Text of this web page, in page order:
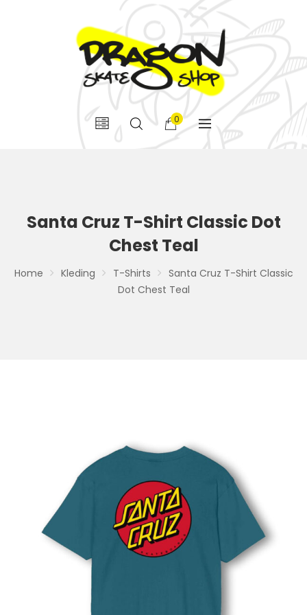
0
Santa Cruz T-Shirt Classic Dot
Chest Teal
Home Kleding T-Shirts
Santa Cruz T-Shirt Classic
Dot Chest Teal